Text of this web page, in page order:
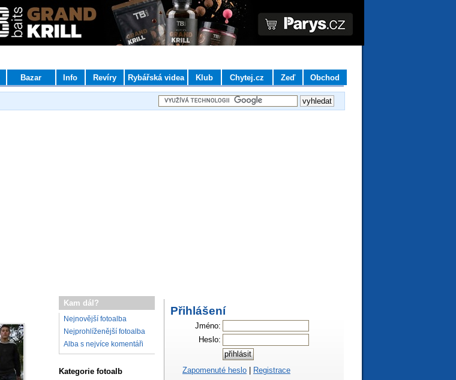
Bazar Info Revíry Rybářská videa Klub Chytej.cz Zeď Obchod
Kam dál?
Nejnovější fotoalba
Nejprohlíženější fotoalba
Alba s nejvíce komentáři
Kategorie fotoalb
Přihlášení
Jméno:
Heslo:
Zapomenuté heslo | Registrace